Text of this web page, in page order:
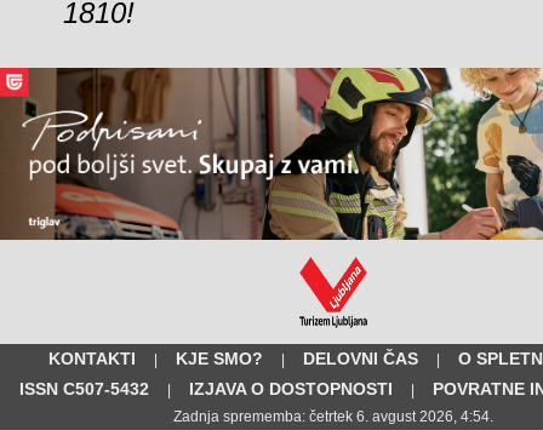
1810!
KONTAKTI | KJE SMO? | DELOVNI ČAS |
O
ISSN C507-5432
| IZJAVA O DOSTOPNOSTI | POVRATNE
Zadnja sprememba: četrtek 6. avgust 2026, 4:54.